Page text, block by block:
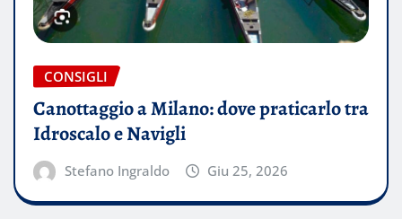
CONSIGLI
Canottaggio a Milano: dove praticarlo tra
Idroscalo e Navigli
Stefano Ingraldo Giu 25, 2026